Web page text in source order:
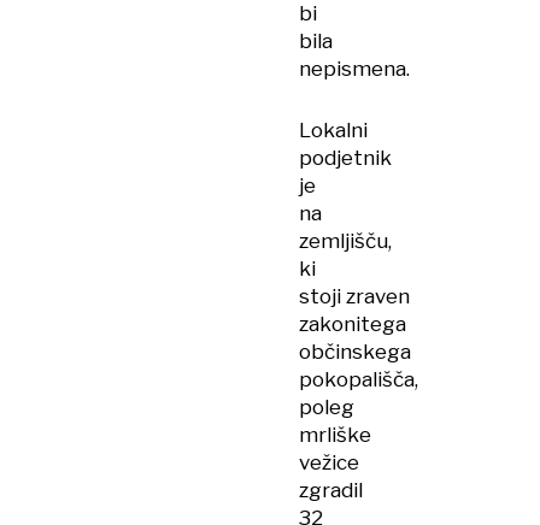
bi
bila
nepismena.
Lokalni
podjetnik
je
na
zemljišču,
ki
stoji zraven
zakonitega
občinskega
pokopališča,
poleg
mrliške
vežice
zgradil
32